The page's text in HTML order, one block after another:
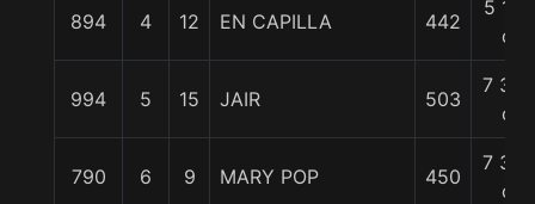
894 4 12 EN CAPILLA 442
5 1/4
c
994 5 15 JAIR 503
7 3/4
c
790 6 9 MARY POP 450
7 3/4
c